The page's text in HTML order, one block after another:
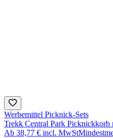
Werbemittel Picknick-Sets
Trekk Central Park Picknickkorb
Ab 38,77 € incl. MwSt